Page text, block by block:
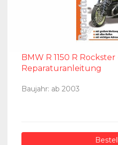
BMW R 1150 R Rockster
Reparaturanleitung
Baujahr: ab 2003